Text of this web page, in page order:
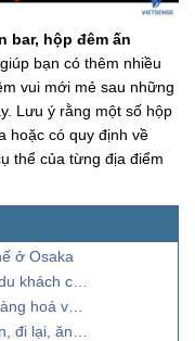
bar, hộp đêm ấn
bạn có thêm nhiều
vui mới mẻ sau những
Lưu ý rằng một số hộp
hoặc có quy định về
thể của từng địa điểm
ở Osaka
cần biết!
và ẩm thực
ở, mua sắm